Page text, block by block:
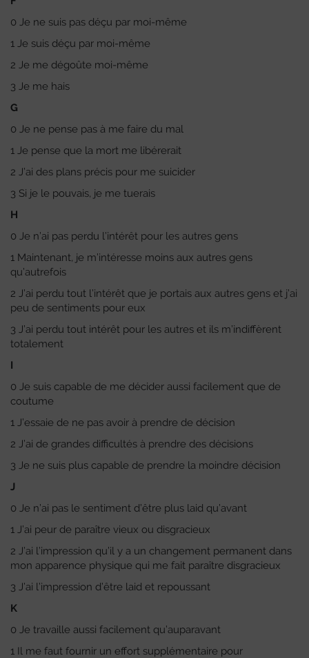
0 Je ne suis pas déçu par moi-même
1 Je suis déçu par moi-même
2 Je me dégoûte moi-même
3 Je me hais
G
0 Je ne pense pas à me faire du mal
1 Je pense que la mort me libérerait
2 J’ai des plans précis pour me suicider
3 Si je le pouvais, je me tuerais
H
0 Je n’ai pas perdu l’intérêt pour les autres gens
1 Maintenant, je m’intéresse moins aux autres gens
qu’autrefois
2 J’ai perdu tout l’intérêt que je portais aux autres gens et j’ai
peu de sentiments pour eux
3 J’ai perdu tout intérêt pour les autres et ils m’indiffèrent
totalement
I
0 Je suis capable de me décider aussi facilement que de
coutume
1 J’essaie de ne pas avoir à prendre de décision
2 J’ai de grandes difficultés à prendre des décisions
3 Je ne suis plus capable de prendre la moindre décision
J
0 Je n’ai pas le sentiment d’être plus laid qu’avant
1 J’ai peur de paraître vieux ou disgracieux
2 J’ai l’impression qu’il y a un changement permanent dans
mon apparence physique qui me fait paraître disgracieux
3 J’ai l’impression d’être laid et repoussant
K
0 Je travaille aussi facilement qu’auparavant
1 Il me faut fournir un effort supplémentaire pour